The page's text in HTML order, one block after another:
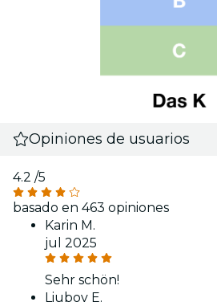
Opiniones de usuarios
4.2 /5
basado en 463 opiniones
Karin M.
jul 2025
Sehr schön!
Liubov E.